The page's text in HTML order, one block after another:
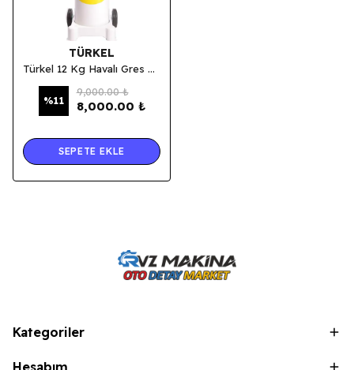
TÜRKEL
Türkel 12 Kg Havalı Gres Pompası
%11
9,000.00 ₺
8,000.00 ₺
SEPETE EKLE
Kategoriler
Hesabım